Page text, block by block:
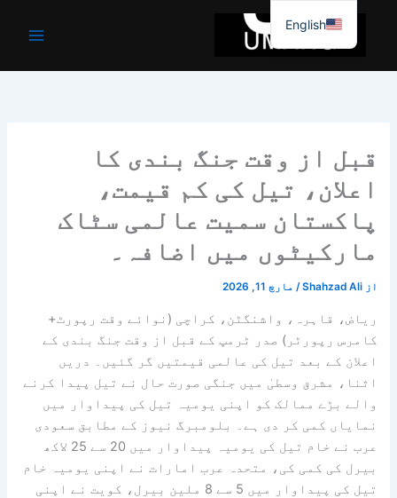
جائیں۔
قبل از وقت جنگ بندی کا
اعلان، تیل کی کم قیمت،
پاکستان سمیت عالمی سٹاک
مارکیٹوں میں اضافہ۔
از Shahzad Ali
/ مارچ 11, 2026
ریاض، قاہرہ، واشنگٹن، کراچی (نوائے وقت رپورٹ+
کامرس رپورٹر) صدر ٹرمپ کے قبل از وقت جنگ بندی کے
اعلان کے بعد تیل کی عالمی قیمتیں گر گئیں۔ دریں
اثنا، مشرق وسطیٰ میں جنگی صورت حال نے تیل پیدا کرنے
والے بڑے ممالک کو اپنی یومیہ تیل کی پیداوار میں
نمایاں کمی کر دی ہے۔ بلومبرگ نیوز کے مطابق سعودی
عرب نے خام تیل کی یومیہ پیداوار میں 20 سے 25 لاکھ
بیرل کی کمی کی، متحدہ عرب امارات نے اپنی یومیہ خام
تیل کی پیداوار میں 5 سے 8 ملین بیرل، کویت نے اپنی
English